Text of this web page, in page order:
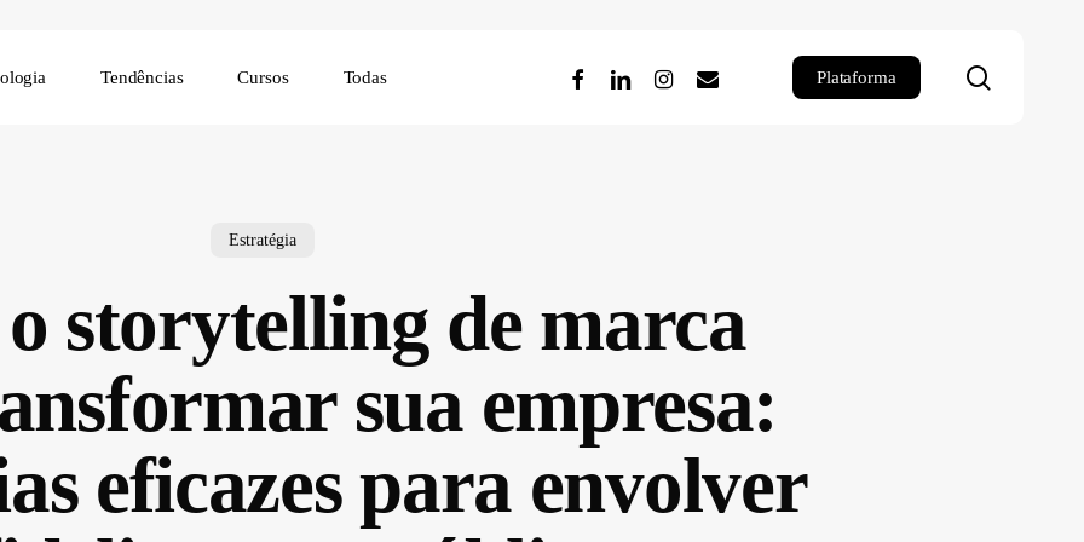
Tendências Cursos Todas Plataforma
facebooklinkedininstagram
email
Estratégia
storytelling de marca
sua empresa:
eficazes para envolver